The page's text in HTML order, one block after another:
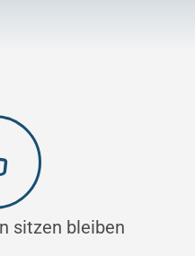
sitzen bleiben